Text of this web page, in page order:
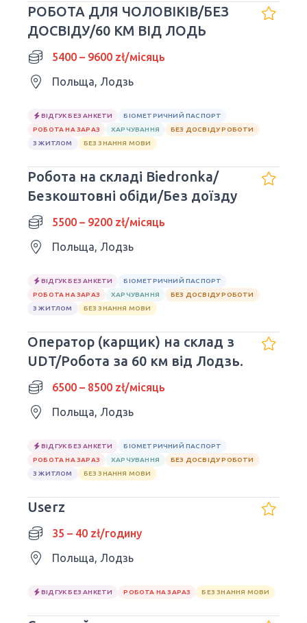
РОБОТА ДЛЯ ЧОЛОВІКІВ/БЕЗ
ДОСВІДУ/60 КМ ВІД ЛОДЬ
5400 – 9600 zł/місяць
Польща, Лодзь
ВІДГУК БЕЗ АНКЕТИ
БІОМЕТРИЧНИЙ ПАСПОРТ
РОБОТА НА ЗАРАЗ
ХАРЧУВАННЯ
БЕЗ ДОСВІДУ РОБОТИ
З ЖИТЛОМ
БЕЗ ЗНАННЯ МОВИ
Робота на складі Biedronka/
Безкоштовні обіди/Без доїзду
5500 – 9200 zł/місяць
Польща, Лодзь
ВІДГУК БЕЗ АНКЕТИ
БІОМЕТРИЧНИЙ ПАСПОРТ
РОБОТА НА ЗАРАЗ
ХАРЧУВАННЯ
БЕЗ ДОСВІДУ РОБОТИ
З ЖИТЛОМ
БЕЗ ЗНАННЯ МОВИ
Оператор (карщик) на склад з
UDT/Робота за 60 км від Лодзь.
6500 – 8500 zł/місяць
Польща, Лодзь
ВІДГУК БЕЗ АНКЕТИ
БІОМЕТРИЧНИЙ ПАСПОРТ
РОБОТА НА ЗАРАЗ
ХАРЧУВАННЯ
БЕЗ ДОСВІДУ РОБОТИ
З ЖИТЛОМ
БЕЗ ЗНАННЯ МОВИ
Userz
35 – 40 zł/годину
Польща, Лодзь
ВІДГУК БЕЗ АНКЕТИ РОБОТА НА ЗАРАЗ БЕЗ ЗНАННЯ МОВИ